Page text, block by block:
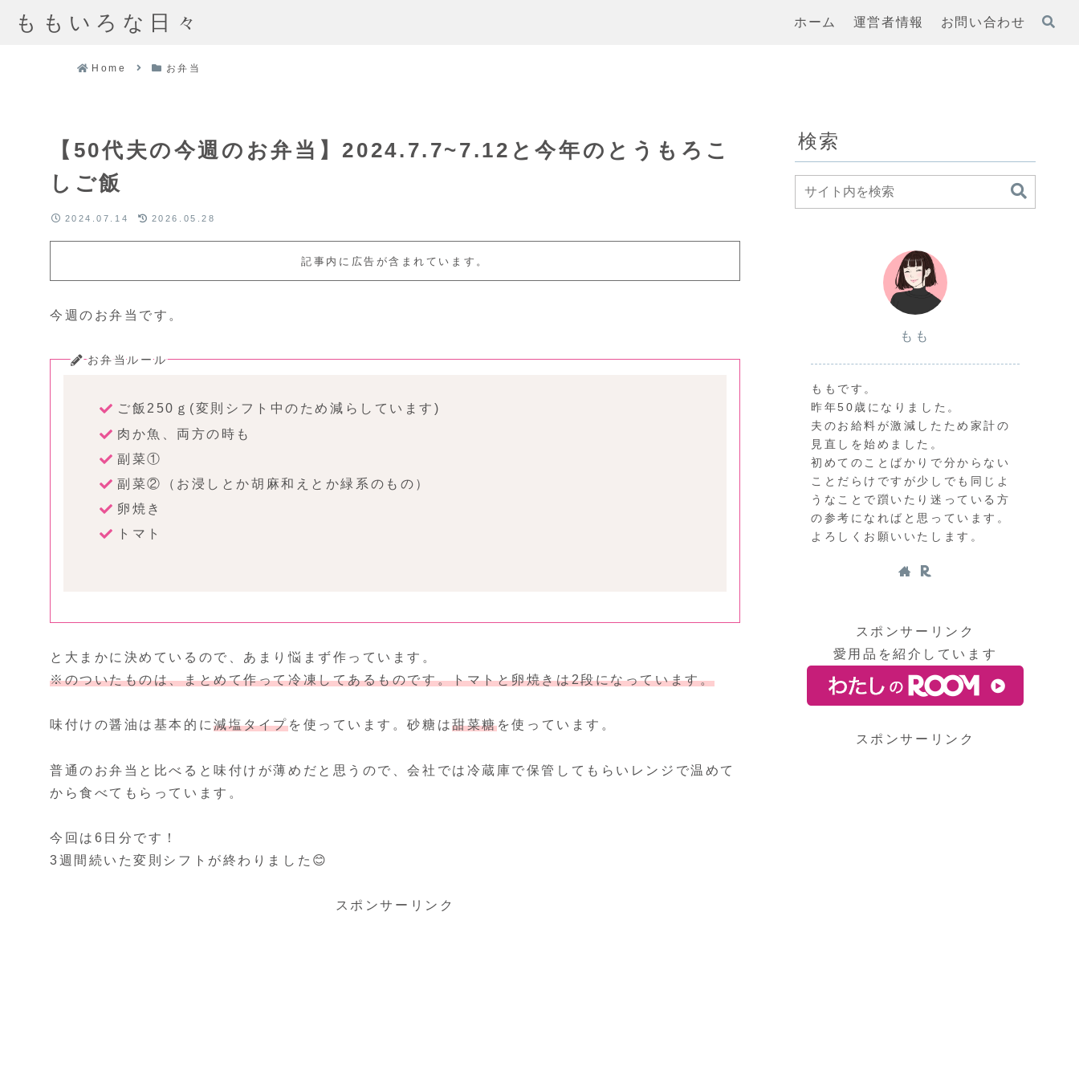
ももいろな日々 ホーム 運営者情報 お問い合わせ
Home お弁当
【50代夫の今週のお弁当】2024.7.7~7.12と今年のとうもろこ
しご飯
2024.07.14 2026.05.28
記事内に広告が含まれています。
今週のお弁当です。
お弁当ルール
ご飯250ｇ(変則シフト中のため減らしています)
肉か魚、両方の時も
副菜①
副菜②（お浸しとか胡麻和えとか緑系のもの）
卵焼き
トマト
と大まかに決めているので、あまり悩まず作っています。
※のついたものは、まとめて作って冷凍してあるものです。トマトと卵焼きは2段になっています。
味付けの醤油は基本的に減塩タイプを使っています。砂糖は甜菜糖を使っています。
普通のお弁当と比べると味付けが薄めだと思うので、会社では冷蔵庫で保管してもらいレンジで温めて
から食べてもらっています。
今回は6日分です！
3週間続いた変則シフトが終わりました😊
スポンサーリンク
検索
もも
ももです。
昨年50歳になりました。
夫のお給料が激減したため家計の
見直しを始めました。
初めてのことばかりで分からない
ことだらけですが少しでも同じよ
うなことで躓いたり迷っている方
の参考になればと思っています。
よろしくお願いいたします。
スポンサーリンク
愛用品を紹介しています
スポンサーリンク